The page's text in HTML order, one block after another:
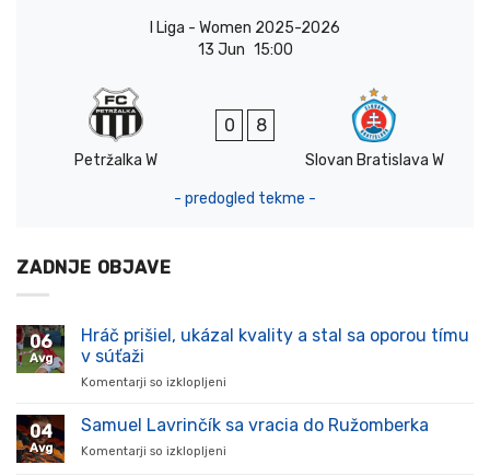
I Liga - Women 2025-2026
13 Jun 15:00
Petržalka W
0 8
Slovan Bratislava W
- predogled tekme -
ZADNJE OBJAVE
06
Avg
Hráč prišiel, ukázal kvality a stal sa oporou tímu
v súťaži
Komentarji so izklopljeni
prišiel,
04
Avg
Samuel Lavrinčík sa vracia do Ružomberka
Komentarji so izklopljeni